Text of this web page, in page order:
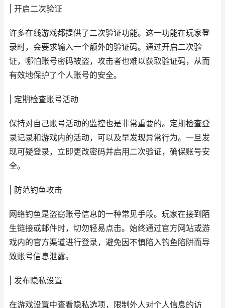
| 开启二次验证
许多在线游戏都提供了二次验证功能。这一功能在玩家登
录时，会要求输入一个额外的验证码。通过开启二次验
证，哪怕账号密码被盗，攻击者也难以获取验证码，从而
有效地保护了个人账号的安全。
| 定期检查账号活动
保持对自己账号活动的监控也是非常重要的。定期检查登
录记录和游戏内的活动，可以及早发现异常行为。一旦发
现可疑登录，立即更改密码并启用二次验证，确保账号安
全。
| 防范钓鱼攻击
网络钓鱼是盗窃账号信息的一种常见手段。玩家在接到陌
生链接或邮件时，切勿轻易点击。始终通过官方网站或游
戏内的官方渠道进行登录，避免因不慎陷入钓鱼陷阱而导
致账号信息泄露。
| 发布隐私设置
在游戏设置中查看隐私选项，限制外人对个人信息的访